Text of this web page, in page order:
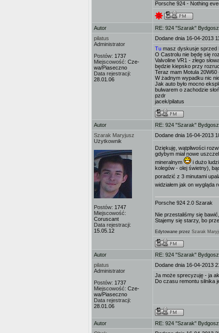
Porsche 924 - Nothing
Autor
RE: 924 "Szarak"
pilatus
Administrator
Postów: 1737
Miejscowość: Cze-
wa/Piaseczno
Data rejestracji:
28.01.06
Dodane dnia 16-04-2013
Tu masz dyskusje sprzed
O Castrolu nie będę się
Valvoline VR1 - złego
będzie kiepsko przy
Teraz mam Motula
W żadnym wypadku nic
Jak auto było mocno
bulwarem o zachodzie
pzdr
jacek/pilatus
Autor
RE: 924 "Szarak"
Szarak Maryjusz
Użytkownik
Postów: 1747
Miejscowość:
Coruscant
Data rejestracji:
15.05.12
Dodane dnia 16-04-2013
Dziękuję, wątpliwości
gdybym miał nowe
mineralnym
i dużo
kolegów - olej świetny),
poradzić z 3 minutami
widziałem jak on wygląda
Porsche 924 2.0 Szarak
Nie przestaliśmy się
Stajemy się starzy, bo
Edytowane przez Szarak
Autor
RE: 924 "Szarak"
pilatus
Administrator
Postów: 1737
Miejscowość: Cze-
wa/Piaseczno
Data rejestracji:
28.01.06
Dodane dnia 16-04-2013
Ja może sprecyzuję - ja
Do czasu remontu silnika
Autor
RE: 924 "Szarak"